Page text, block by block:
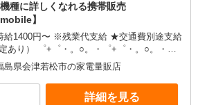
種に詳しくなれる携帯販売
】
給1400円〜 ※残業代支給 ★交通費別途支給
゜・。○。・゜+゜・。○。・゜
祝い金10万円支給(規定有) お友達を紹介
, インセンティブ支給(規定有) ★月2回払
払い可能（規程有）★ ゜・。○。・゜
。○。・゜+゜
島県会津若松市の家電量販店
詳細を見る